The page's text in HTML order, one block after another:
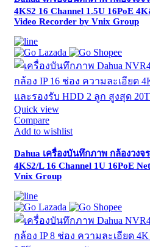
4KS2 16 Channel 1.5U 16PoE
Video Recorder by Vnix Group
Quick view
Compare
Add to wishlist
Dahua เครื่องบันทึกภาพ กล้องวงจ
4KS2/L 16 Channel 1U 16PoE
Vnix Group